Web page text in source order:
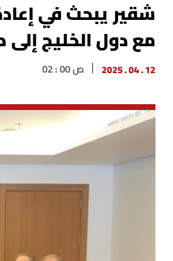
شقير يبحث في
مع دول الخليج إلى
12 . 04 . 2025 02 : 00 ص